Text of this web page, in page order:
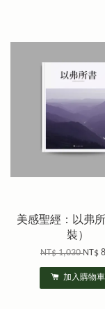
美感聖經：以弗
裝）
NT$ 1,030NT$
加入購物車